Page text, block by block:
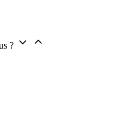
?